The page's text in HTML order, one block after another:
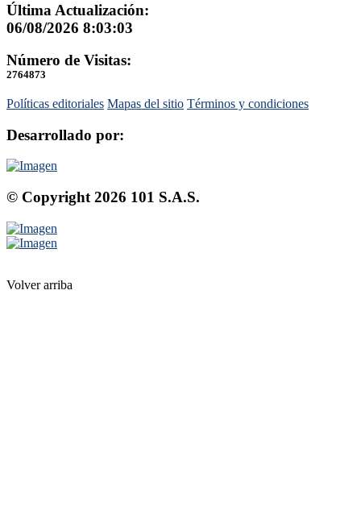
Última Actualización:
06/08/2026 8:03:03
Número de Visitas:
2764873
Políticas editoriales Mapas del sitio Términos y condiciones
Desarrollado por:
© Copyright 2026 101 S.A.S.
Volver arriba